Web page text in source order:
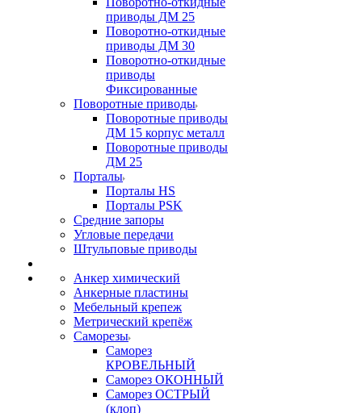
приводы ДМ 25
Поворотно-откидные
приводы ДМ 30
Поворотно-откидные
приводы
Фиксированные
Поворотные приводы
Поворотные приводы
ДМ 15 корпус металл
Поворотные приводы
ДМ 25
Порталы
Порталы HS
Порталы PSK
Средние запоры
Угловые передачи
Штульповые приводы
Анкер химический
Анкерные пластины
Мебельный крепеж
Метрический крепёж
Саморезы
Саморез
КРОВЕЛЬНЫЙ
Саморез ОКОННЫЙ
Саморез ОСТРЫЙ
(клоп)